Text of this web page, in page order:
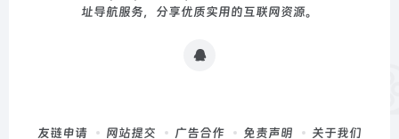
址导航服务，分享优质实用的互联网资源。
友链申请 网站提交 广告合作 免责声明 关于我们